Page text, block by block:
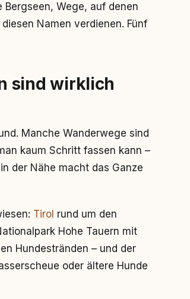
Wege, auf denen
Namen verdienen. Fünf
sind wirklich
Manche Wanderwege sind
kaum Schritt fassen kann –
der Nähe macht das Ganze
Tirol rund um den
Hohe Tauern mit
Hundestränden – und der
oder ältere Hunde